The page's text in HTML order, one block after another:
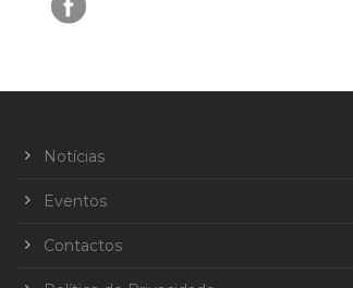
Notícias
Eventos
Contactos